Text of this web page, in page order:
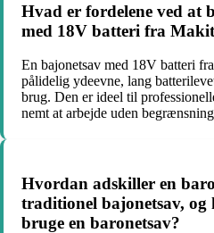
Hvad er fordelene ved at
med 18V batteri fra
En bajonetsav med 18V batteri
pålidelig ydeevne, lang
brug. Den er ideel til
nemt at arbejde uden
Hvordan adskiller en
traditionel bajonetsav, og
bruge en baronetsav?